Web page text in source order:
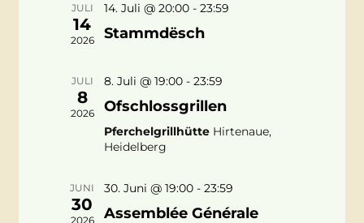
JULI
14
2026
14. Juli @ 20:00 -23:59
Stammdësch
JULI
8
2026
8. Juli @ 19:00 -23:59
Ofschlossgrillen
Pferchelgrillhütte Hirtenaue,
Heidelberg
JUNI
30
2026
30. Juni @ 19:00 -23:59
Assemblée Générale